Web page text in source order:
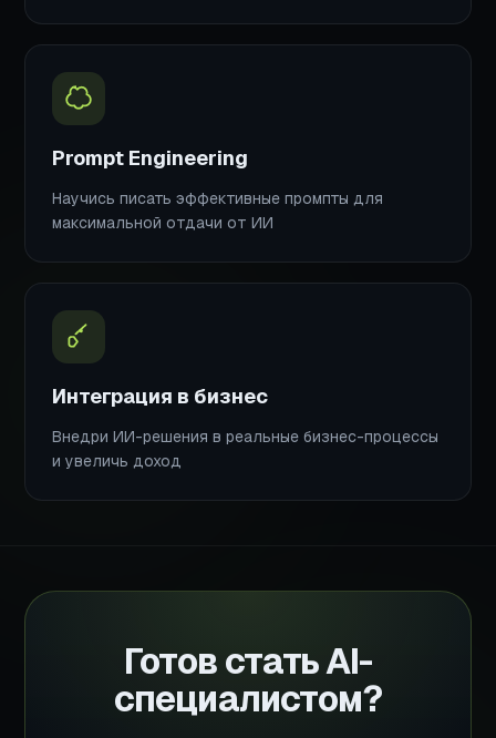
Prompt Engineering
Научись писать эффективные промпты для
максимальной отдачи от ИИ
Интеграция в бизнес
Внедри ИИ-решения в реальные бизнес-процессы
и увеличь доход
Готов стать AI-
специалистом?